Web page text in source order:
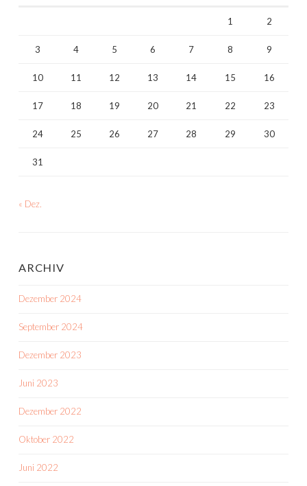
1 2
3 4 5 6 7 8 9
10 11 12 13 14 15 16
17 18 19 20 21 22 23
24 25 26 27 28 29 30
31
« Dez.
ARCHIV
Dezember 2024
September 2024
Dezember 2023
Juni 2023
Dezember 2022
Oktober 2022
Juni 2022